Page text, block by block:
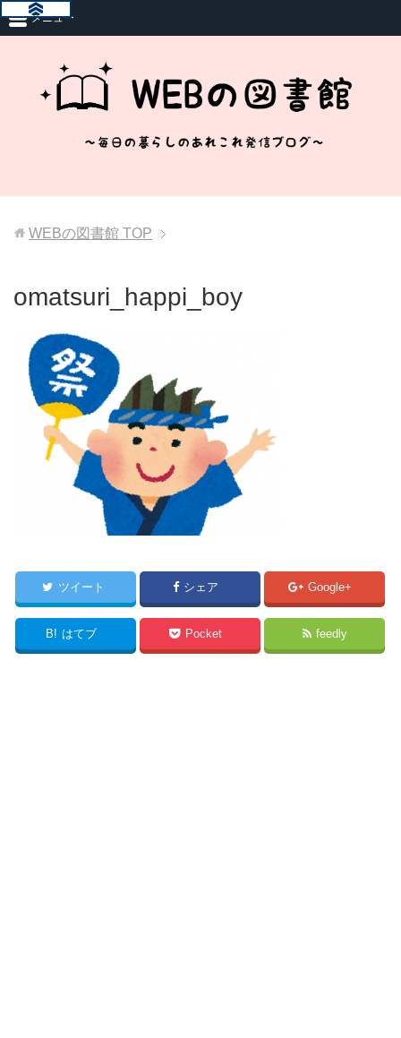
メニュー
WEBの図書館 TOP
omatsuri_happi_boy
ツイート シェア Google+
B! はてブ Pocket feedly